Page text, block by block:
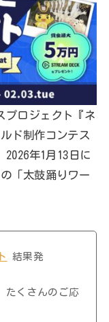
プロジェクト『ネ
ド制作コンテス
2026年1月13日に
「太鼓踊りワー
結果発
たくさんのご応